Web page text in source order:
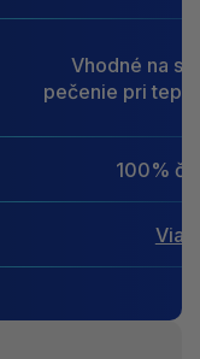
Vhodné na
pečenie pri
100%
Viac